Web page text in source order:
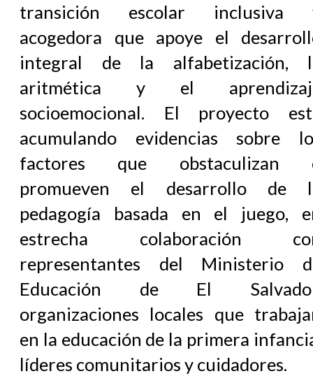
transición escolar inclusiva
acogedora que apoye el
integral de la alfabetización,
aritmética y el
socioemocional. El proyecto
acumulando evidencias sobre
factores que obstaculizan
promueven el desarrollo de
pedagogía basada en el juego,
estrecha colaboración
representantes del Ministerio
Educación de El
organizaciones locales que
en la educación de la primera
líderes comunitarios y cuidadores.